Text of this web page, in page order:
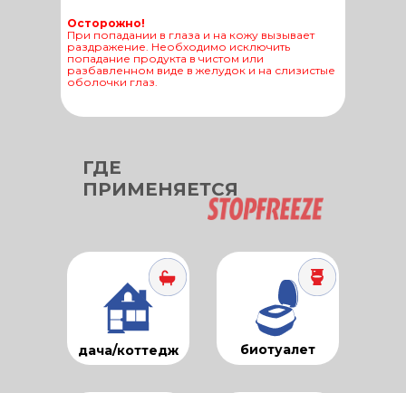
Осторожно!
При попадании в глаза и на кожу вызывает
раздражение. Необходимо исключить
попадание продукта в чистом или
разбавленном виде в желудок и на слизистые
оболочки глаз.
ГДЕ
ПРИМЕНЯЕТСЯ
дача/коттедж биотуалет